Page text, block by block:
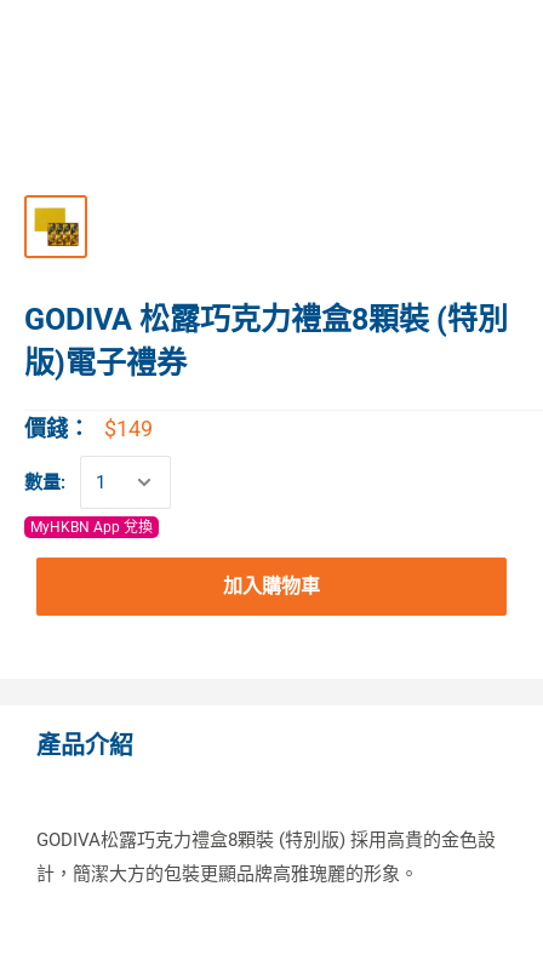
GODIVA 松露巧克力禮盒8顆裝 (特別
版)電子禮券
價錢： $149
數量:
MyHKBN App 兌換
加入購物車
產品介紹
GODIVA松露巧克力禮盒8顆裝 (特別版) 採用高貴的金色設
計，簡潔大方的包裝更顯品牌高雅瑰麗的形象。